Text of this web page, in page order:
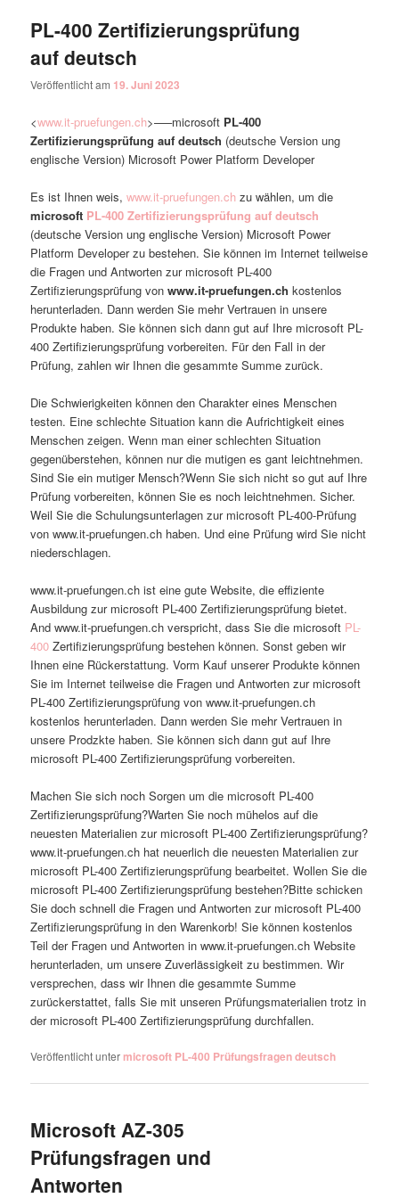
PL-400 Zertifizierungsprüfung
auf deutsch
Veröffentlicht am 19. Juni 2023
<www.it-pruefungen.ch>—–microsoft PL-400
Zertifizierungsprüfung auf deutsch (deutsche Version ung
englische Version) Microsoft Power Platform Developer
Es ist Ihnen weis,www.it-pruefungen.ch zu wählen, um die
microsoft PL-400 Zertifizierungsprüfung auf deutsch
(deutsche Version ung englische Version) Microsoft Power
Platform Developer zu bestehen. Sie können im Internet teilweise
die Fragen und Antworten zur microsoft PL-400
Zertifizierungsprüfung vonwww.it-pruefungen.ch kostenlos
herunterladen. Dann werden Sie mehr Vertrauen in unsere
Produkte haben. Sie können sich dann gut auf Ihre microsoft PL-
400 Zertifizierungsprüfung vorbereiten. Für den Fall in der
Prüfung, zahlen wir Ihnen die gesammte Summe zurück.
Die Schwierigkeiten können den Charakter eines Menschen
testen. Eine schlechte Situation kann die Aufrichtigkeit eines
Menschen zeigen. Wenn man einer schlechten Situation
gegenüberstehen, können nur die mutigen es gant leichtnehmen.
Sind Sie ein mutiger Mensch?Wenn Sie sich nicht so gut auf Ihre
Prüfung vorbereiten, können Sie es noch leichtnehmen. Sicher.
Weil Sie die Schulungsunterlagen zur microsoft PL-400-Prüfung
von www.it-pruefungen.ch haben. Und eine Prüfung wird Sie nicht
niederschlagen.
www.it-pruefungen.ch ist eine gute Website, die effiziente
Ausbildung zur microsoft PL-400 Zertifizierungsprüfung bietet.
And www.it-pruefungen.ch verspricht, dass Sie die microsoft PL-
400 Zertifizierungsprüfung bestehen können. Sonst geben wir
Ihnen eine Rückerstattung. Vorm Kauf unserer Produkte können
Sie im Internet teilweise die Fragen und Antworten zur microsoft
PL-400 Zertifizierungsprüfung von www.it-pruefungen.ch
kostenlos herunterladen. Dann werden Sie mehr Vertrauen in
unsere Prodzkte haben. Sie können sich dann gut auf Ihre
microsoft PL-400 Zertifizierungsprüfung vorbereiten.
Machen Sie sich noch Sorgen um die microsoft PL-400
Zertifizierungsprüfung?Warten Sie noch mühelos auf die
neuesten Materialien zur microsoft PL-400 Zertifizierungsprüfung?
www.it-pruefungen.ch hat neuerlich die neuesten Materialien zur
microsoft PL-400 Zertifizierungsprüfung bearbeitet. Wollen Sie die
microsoft PL-400 Zertifizierungsprüfung bestehen?Bitte schicken
Sie doch schnell die Fragen und Antworten zur microsoft PL-400
Zertifizierungsprüfung in den Warenkorb! Sie können kostenlos
Teil der Fragen und Antworten in www.it-pruefungen.ch Website
herunterladen, um unsere Zuverlässigkeit zu bestimmen. Wir
versprechen, dass wir Ihnen die gesammte Summe
zurückerstattet, falls Sie mit unseren Prüfungsmaterialien trotz in
der microsoft PL-400 Zertifizierungsprüfung durchfallen.
Veröffentlicht untermicrosoft PL-400 Prüfungsfragen deutsch
Microsoft AZ-305
Prüfungsfragen und
Antworten